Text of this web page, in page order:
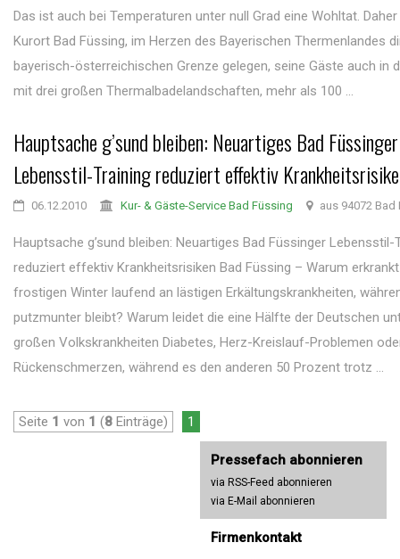
Das ist auch bei Temperaturen unter null Grad eine Wohltat.
Kurort Bad Füssing, im Herzen des Bayerischen Thermenlandes
bayerisch-österreichischen Grenze gelegen, seine Gäste auch in
mit drei großen Thermalbadelandschaften, mehr als 100 ...
Hauptsache g’sund bleiben: Neuartiges Bad Füssinger
Lebensstil-Training reduziert effektiv
06.12.2010 Kur- & Gäste-Service Bad Füssing aus 94072 Bad
Hauptsache g’sund bleiben: Neuartiges Bad Füssinger Lebensstil-
reduziert effektiv Krankheitsrisiken Bad Füssing – Warum
frostigen Winter laufend an lästigen Erkältungskrankheiten,
putzmunter bleibt? Warum leidet die eine Hälfte der Deutschen
großen Volkskrankheiten Diabetes, Herz-Kreislauf-Problemen
Rückenschmerzen, während es den anderen 50 Prozent trotz ...
Seite 1 von 1 (8 Einträge) 1
Pressefach abonnieren
via RSS-Feed abonnieren
via E-Mail abonnieren
Firmenkontakt